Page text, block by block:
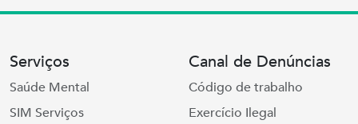
Serviços
Saúde Mental
SIM Serviços
Canal de Denúncias
Código de trabalho
Exercício Ilegal